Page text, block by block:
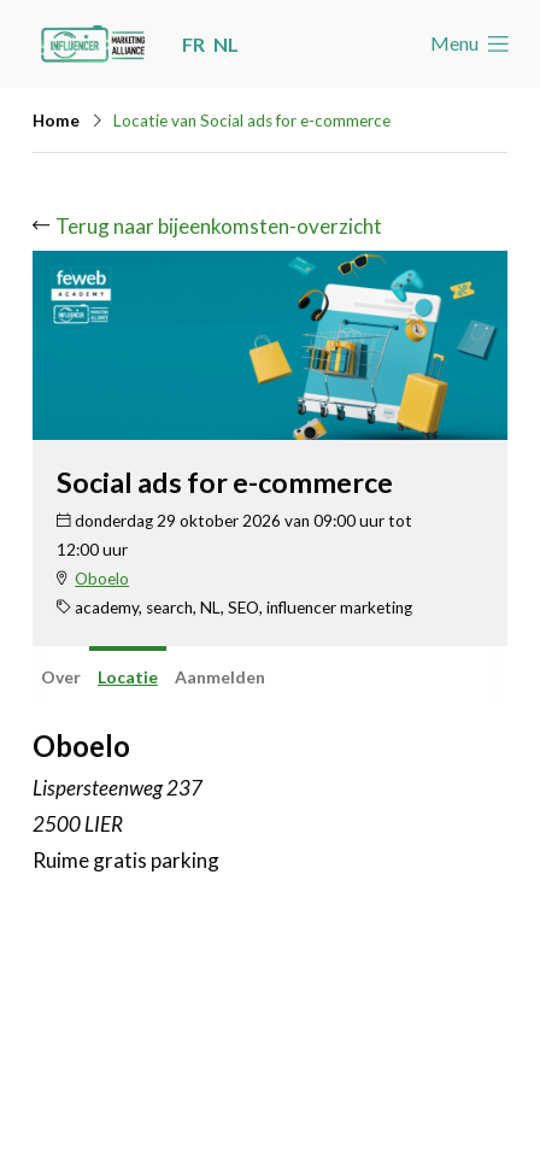
Jump
Jump
to
main
content
FR NL Menu
Home Locatie van Social ads for e-commerce
Terug naar bijeenkomsten-overzicht
Social ads for e-commerce
donderdag 29 oktober 2026 van 09:00 uur tot
12:00 uur
Oboelo
academy, search, NL, SEO, influencer marketing
Over Locatie Aanmelden
Oboelo
Lispersteenweg 237
2500 LIER
Ruime gratis parking
Cases
Word lid
AccountZoeken